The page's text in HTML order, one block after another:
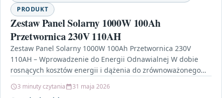
PRODUKT
Zestaw Panel Solarny 1000W 100Ah
Przetwornica 230V 110AH
Zestaw Panel Solarny 1000W 100Ah Przetwornica 230V
110AH – Wprowadzenie do Energii Odnawialnej W dobie
rosnących kosztów energii i dążenia do zrównoważonego
3 minuty czytania 31 maja 2026